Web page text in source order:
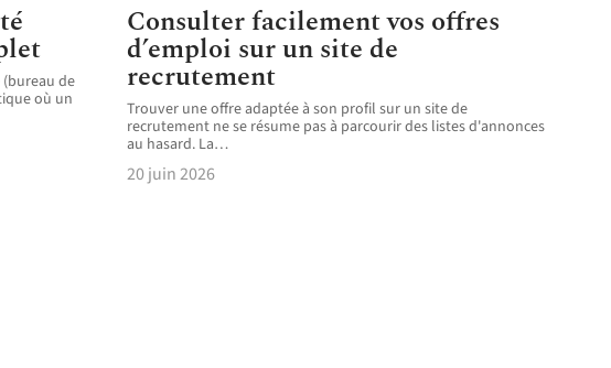
de
où un
Consulter facilement vos offres
d’emploi sur un site de
recrutement
Trouver une offre adaptée à son profil sur un site de
recrutement ne se résume pas à parcourir des listes d'annonces
au hasard. La…
20 juin 2026